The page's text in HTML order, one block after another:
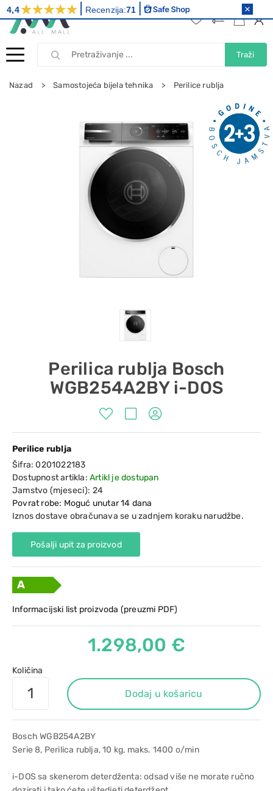
Traži
Nazad Samostojeća bijela tehnika Perilice rublja
Perilica rublja Bosch
WGB254A2BY i-DOS
Perilice rublja
Šifra:0201022183
Dostupnost artikla: Artikl je dostupan
Jamstvo (mjeseci): 24
Povrat robe: Moguć unutar 14 dana
Iznos dostave obračunava se u zadnjem koraku narudžbe.
Pošalji upit za proizvod
A
Informacijski list proizvoda (preuzmi PDF)
1.298,00 €
Količina
Dodaj u košaricu
Bosch WGB254A2BY
Serie 8, Perilica rublja, 10 kg, maks. 1400 o/min
i-DOS sa skenerom deterdženta: odsad više ne morate ručno
4,4 Recenzija:71